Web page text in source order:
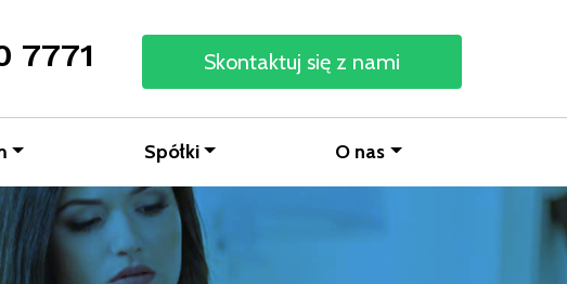
7771 Skontaktuj się z nami
Spółki O nas